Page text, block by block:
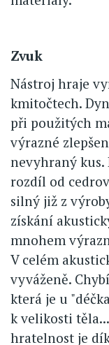
Zvuk
Nástroj hraje
kmitočtech.
při použitých
výrazné
nevyhraný kus.
rozdíl od
silný již z
získání
mnohem
V celém
vyváženě.
která je u
k velikosti
hratelnost je